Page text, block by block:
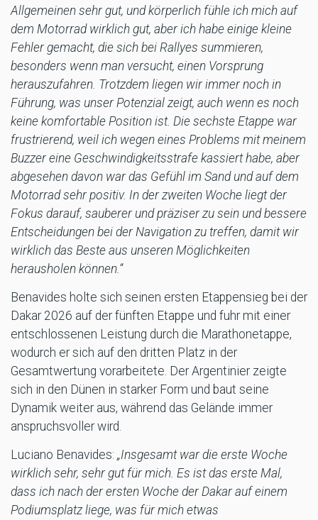
Allgemeinen sehr gut, und körperlich fühle ich mich auf
dem Motorrad wirklich gut, aber ich habe einige kleine
Fehler gemacht, die sich bei Rallyes summieren,
besonders wenn man versucht, einen Vorsprung
herauszufahren. Trotzdem liegen wir immer noch in
Führung, was unser Potenzial zeigt, auch wenn es noch
keine komfortable Position ist. Die sechste Etappe war
frustrierend, weil ich wegen eines Problems mit meinem
Buzzer eine Geschwindigkeitsstrafe kassiert habe, aber
abgesehen davon war das Gefühl im Sand und auf dem
Motorrad sehr positiv. In der zweiten Woche liegt der
Fokus darauf, sauberer und präziser zu sein und bessere
Entscheidungen bei der Navigation zu treffen, damit wir
wirklich das Beste aus unseren Möglichkeiten
herausholen können.“
Benavides holte sich seinen ersten Etappensieg bei der
Dakar 2026 auf der fünften Etappe und fuhr mit einer
entschlossenen Leistung durch die Marathonetappe,
wodurch er sich auf den dritten Platz in der
Gesamtwertung vorarbeitete. Der Argentinier zeigte
sich in den Dünen in starker Form und baut seine
Dynamik weiter aus, während das Gelände immer
anspruchsvoller wird.
Luciano Benavides: „Insgesamt war die erste Woche
wirklich sehr, sehr gut für mich. Es ist das erste Mal,
dass ich nach der ersten Woche der Dakar auf einem
Podiumsplatz liege, was für mich etwas